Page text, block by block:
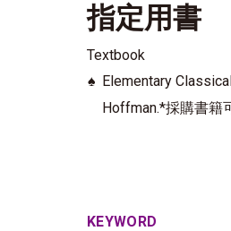
指定用書
Textbook
♠ Elementary
Hoffman.*採購書籍
KEYWORD